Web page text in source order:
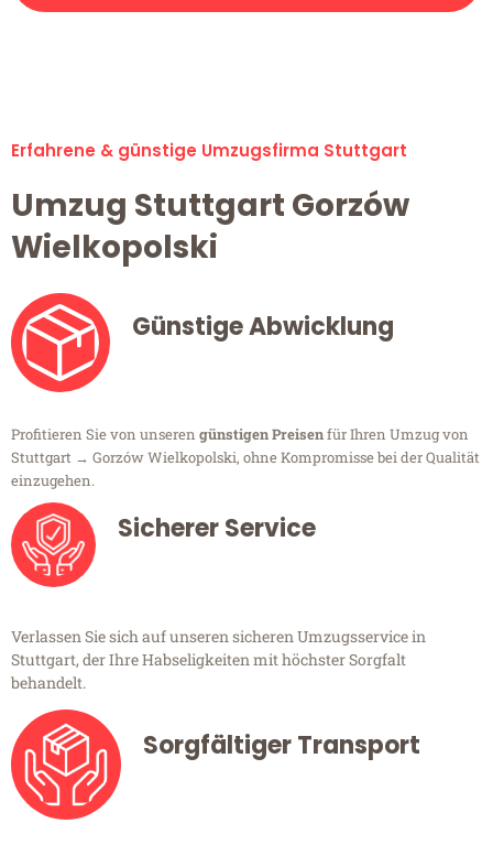
Erfahrene & günstige Umzugsfirma Stuttgart
Umzug Stuttgart Gorzów
Wielkopolski
Günstige Abwicklung
Profitieren Sie von unseren günstigen Preisenfür Ihren Umzug von
Stuttgart → Gorzów Wielkopolski, ohne Kompromisse bei der Qualität
einzugehen.
Sicherer Service
Verlassen Sie sich auf unseren sicheren Umzugsservice in
Stuttgart, der Ihre Habseligkeiten mit höchster Sorgfalt
behandelt.
Sorgfältiger Transport